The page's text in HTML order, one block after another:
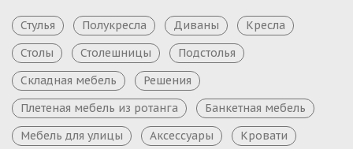
Стулья Полукресла Диваны
Кресла
Столы
Столешницы
Подстолья
Складная мебель
Решения
Плетеная мебель из ротанга
Банкетная мебель
Мебель для улицы
Аксессуары Кровати